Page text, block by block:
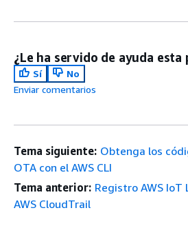
¿Le ha servido de ayuda esta
Sí
No
Enviar comentarios
Tema siguiente: Obtenga los
OTA con el AWS CLI
Tema anterior: Registro AWS IoT
AWS CloudTrail